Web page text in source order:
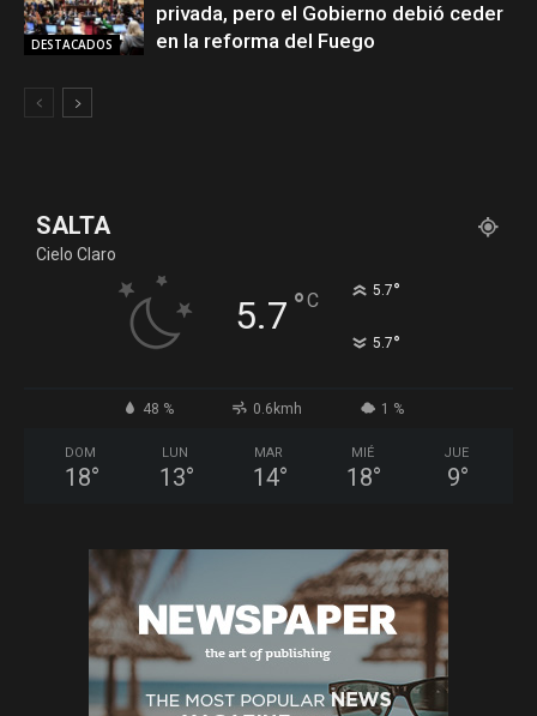
DESTACADOS
privada, pero el Gobierno debió ceder
en la reforma del Fuego
SALTA
Cielo Claro
5.7 °C 5.7°
5.7°
48 % 0.6kmh 1 %
DOM
18°
LUN
13°
MAR
14°
MIÉ
18°
JUE
9°